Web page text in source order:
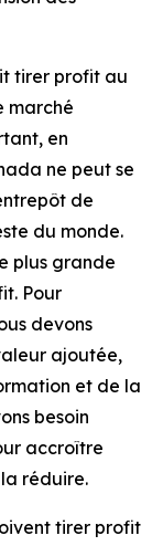
tirer profit au
marché
en
ne peut se
de
du monde.
plus grande
Pour
devons
ajoutée,
et de la
besoin
accroître
réduire.
tirer profit